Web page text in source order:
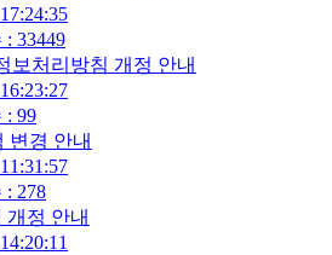
: 33449
보처리방침 개정 안내
: 99
변경 안내
: 278
정 안내